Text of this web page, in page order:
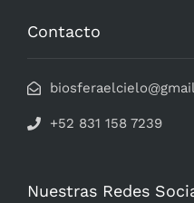
Contacto
+52 831 158 7239
Nuestras Redes